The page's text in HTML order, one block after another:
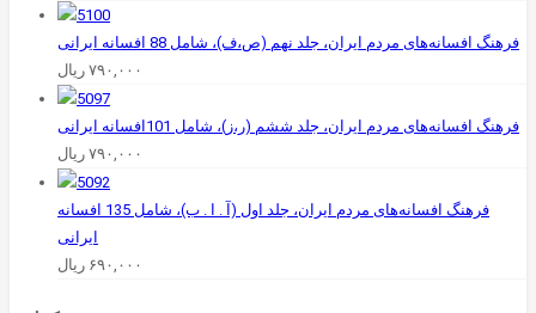
فرهنگ افسانه‌های مردم ایران، جلد نهم (ص،ف)، شامل 88 افسانه ایرانی
۷۹۰,۰۰۰ ریال
فرهنگ افسانه‌های مردم ایران، جلد ششم (ر،ز)، شامل 101افسانه ایرانی
۷۹۰,۰۰۰ ریال
فرهنگ افسانه‌های مردم ایران، جلد اول (آ . ا . ب)، شامل 135 افسانه
ایرانی
۶۹۰,۰۰۰ ریال